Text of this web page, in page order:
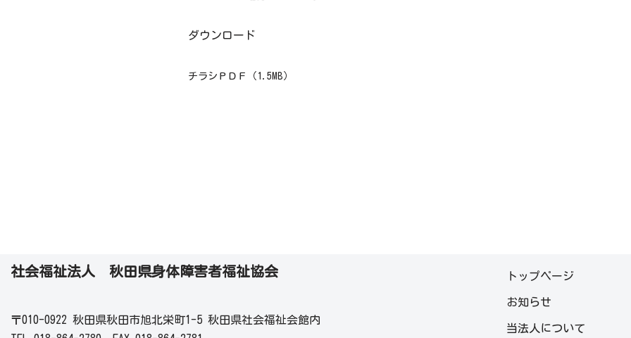
ダウンロード
チラシＰＤＦ（1.5MB）
社会福祉法人 秋田県身体障害者福祉協会
〒010-0922 秋田県秋田市旭北栄町1-5 秋田県社会福祉会館内
トップページ
お知らせ
当法人について